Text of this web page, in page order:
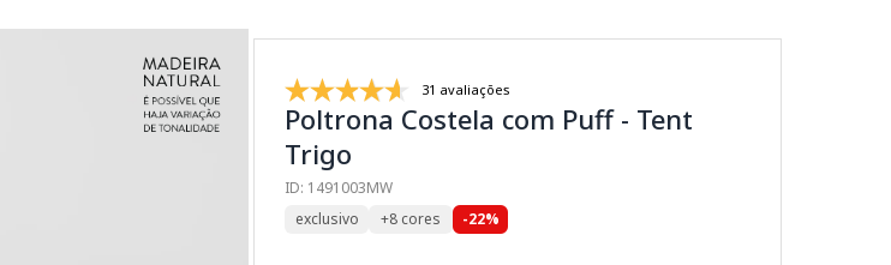
31 avaliações
Poltrona Costela com Puff - Tent
Trigo
ID: 1491003MW
exclusivo
+8 cores -22%